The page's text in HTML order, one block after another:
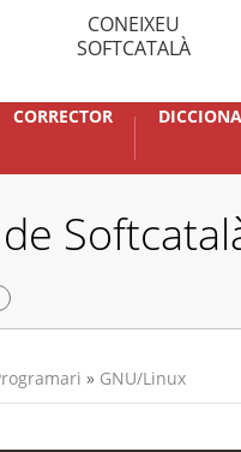
CONEIXEU
SOFTCATALÀ
CORRECTOR
» GNU/Linux